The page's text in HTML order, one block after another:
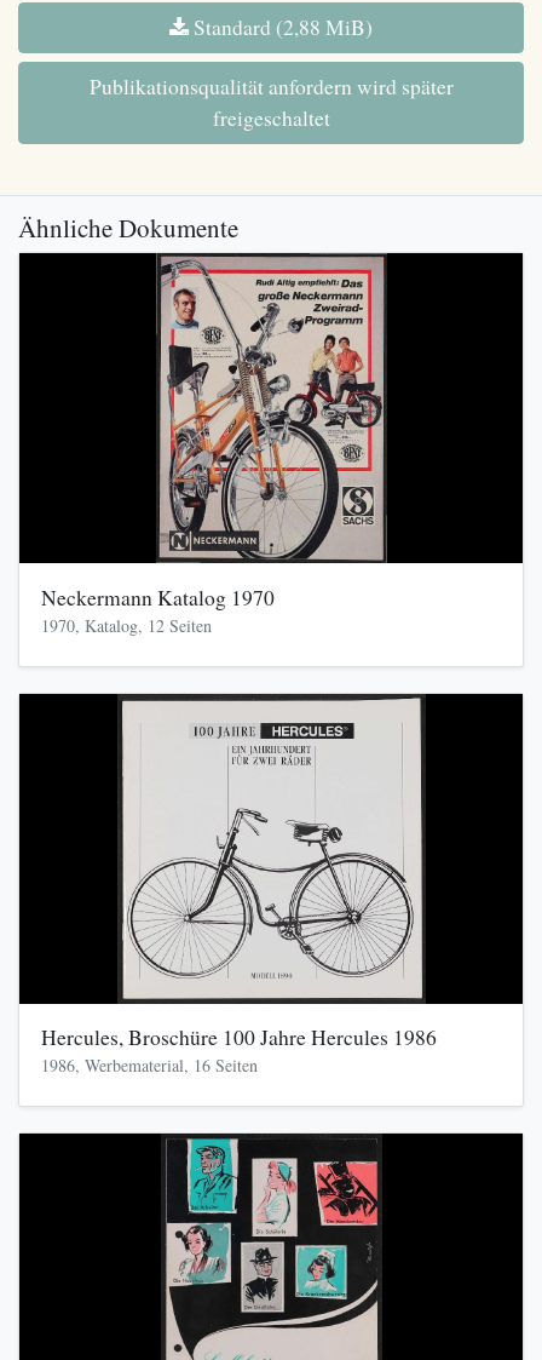
Standard (2,88 MiB)
Publikationsqualität anfordern wird später
freigeschaltet
Ähnliche Dokumente
Neckermann Katalog 1970
1970, Katalog, 12 Seiten
Hercules, Broschüre 100 Jahre Hercules 1986
1986, Werbematerial, 16 Seiten